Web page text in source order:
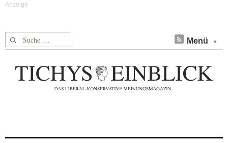
Suche nach: Menü